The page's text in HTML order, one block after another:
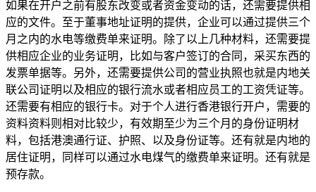
如果在开户之前有股东改变或者资金变动的话，还需要提供相
应的文件。至于董事地址证明的提供，企业可以通过提供三个
月之内的水电等缴费单来证明。除了以上几种材料，还需要提
供相应企业的业务证明，比如与客户签订的合同，采买东西的
发票单据等。另外，还需要提供公司的营业执照也就是内地关
联公司证明以及相应的银行流水或者相应员工的工资凭证等。
还需要有相应的银行卡。对于个人进行香港银行开户，需要的
资料资料则相对比较少，有效期至少为三个月的身份证明材
料，包括港澳通行证、护照、以及身份证等。还有就是内地的
居住证明，同样可以通过水电煤气的缴费单来证明。还有就是
预存款。